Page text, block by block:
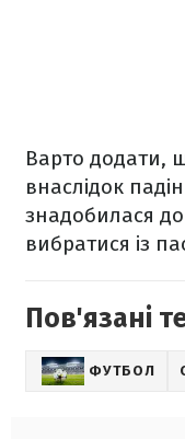
Варто додати,
внаслідок
знадобилася
вибратися із
Пов'язані
ФУТБОЛ